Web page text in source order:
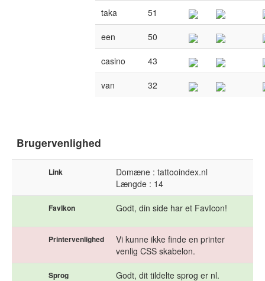
taka 51
een 50
casino 43
van 32
Brugervenlighed
Link
Domæne : tattooindex.nl
Længde : 14
FavIkon Godt, din side har et FavIcon!
Printervenlighed
Vi kunne ikke finde en printer
venlig CSS skabelon.
Sprog Godt, dit tildelte sprog er nl.